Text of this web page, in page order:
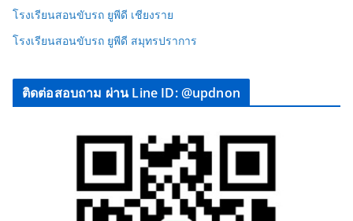
โรงเรียนสอนขับรถ ยูพีดี เชียงราย
โรงเรียนสอนขับรถ ยูพีดี สมุทรปราการ
ติดต่อสอบถาม ผ่าน Line ID: @updnon